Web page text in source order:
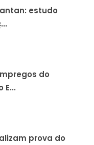
estudo
do
E...
prova do